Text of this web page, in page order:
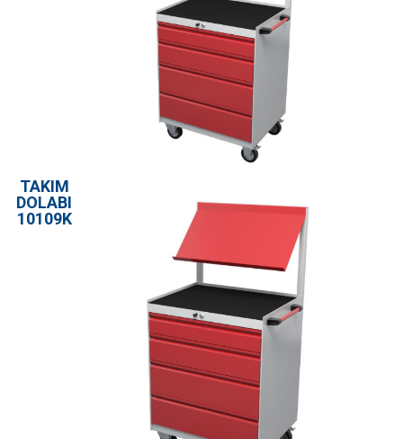
TAKIM
DOLABI
10109K